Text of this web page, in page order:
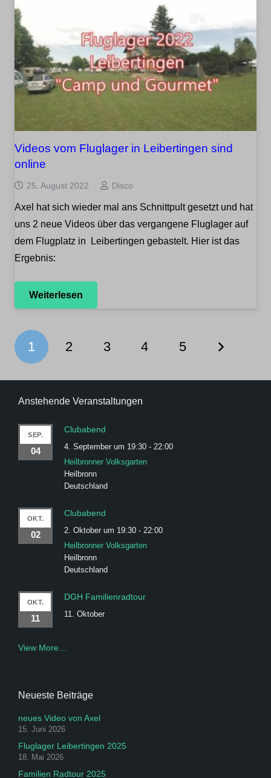
Videos vom Fluglager in Leibertingen sind
online
25. August 2022 Disco
Axel hat sich wieder mal ans Schnittpult gesetzt und hat
uns 2 neue Videos über das vergangene Fluglager auf
dem Flugplatz in Leibertingen gebastelt. Hier ist das
Ergebnis:
Weiterlesen
1 2 3 4 5
Anstehende Veranstaltungen
SEP.
04
Clubabend
4. September um 19:30 -22:00
Heilbronner Volksgarten
Heilbronn
Deutschland
OKT.
02
Clubabend
2. Oktober um 19:30 -22:00
Heilbronner Volksgarten
Heilbronn
Deutschland
OKT.
11
DGH Familienradtour
11. Oktober
View More…
Neueste Beiträge
neues Video von Axel
15. Juni 2026
Fluglager Leibertingen 2025
18. Mai 2026
Familien Radtour 2025